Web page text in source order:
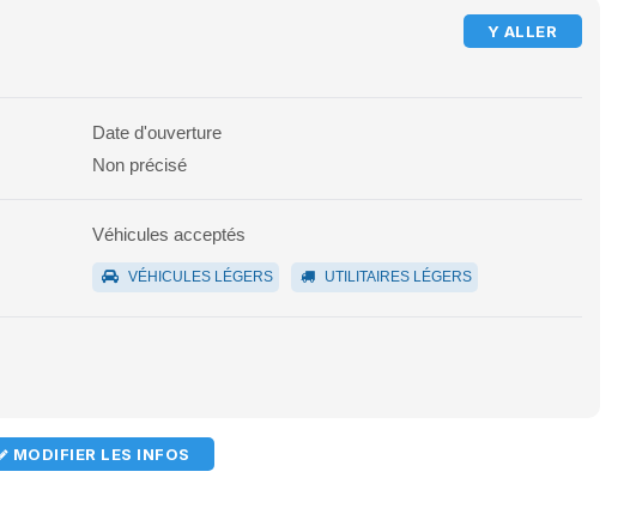
Y ALLER
Date d'ouverture
Non précisé
Véhicules acceptés
VÉHICULES LÉGERS UTILITAIRES LÉGERS
MODIFIER LES INFOS